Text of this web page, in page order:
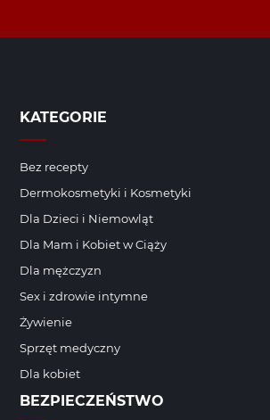
KATEGORIE
Bez recepty
Dermokosmetyki i Kosmetyki
Dla Dzieci i Niemowląt
Dla Mam i Kobiet w Ciąży
Dla mężczyzn
Sex i zdrowie intymne
Żywienie
Sprzęt medyczny
Dla kobiet
BEZPIECZEŃSTWO